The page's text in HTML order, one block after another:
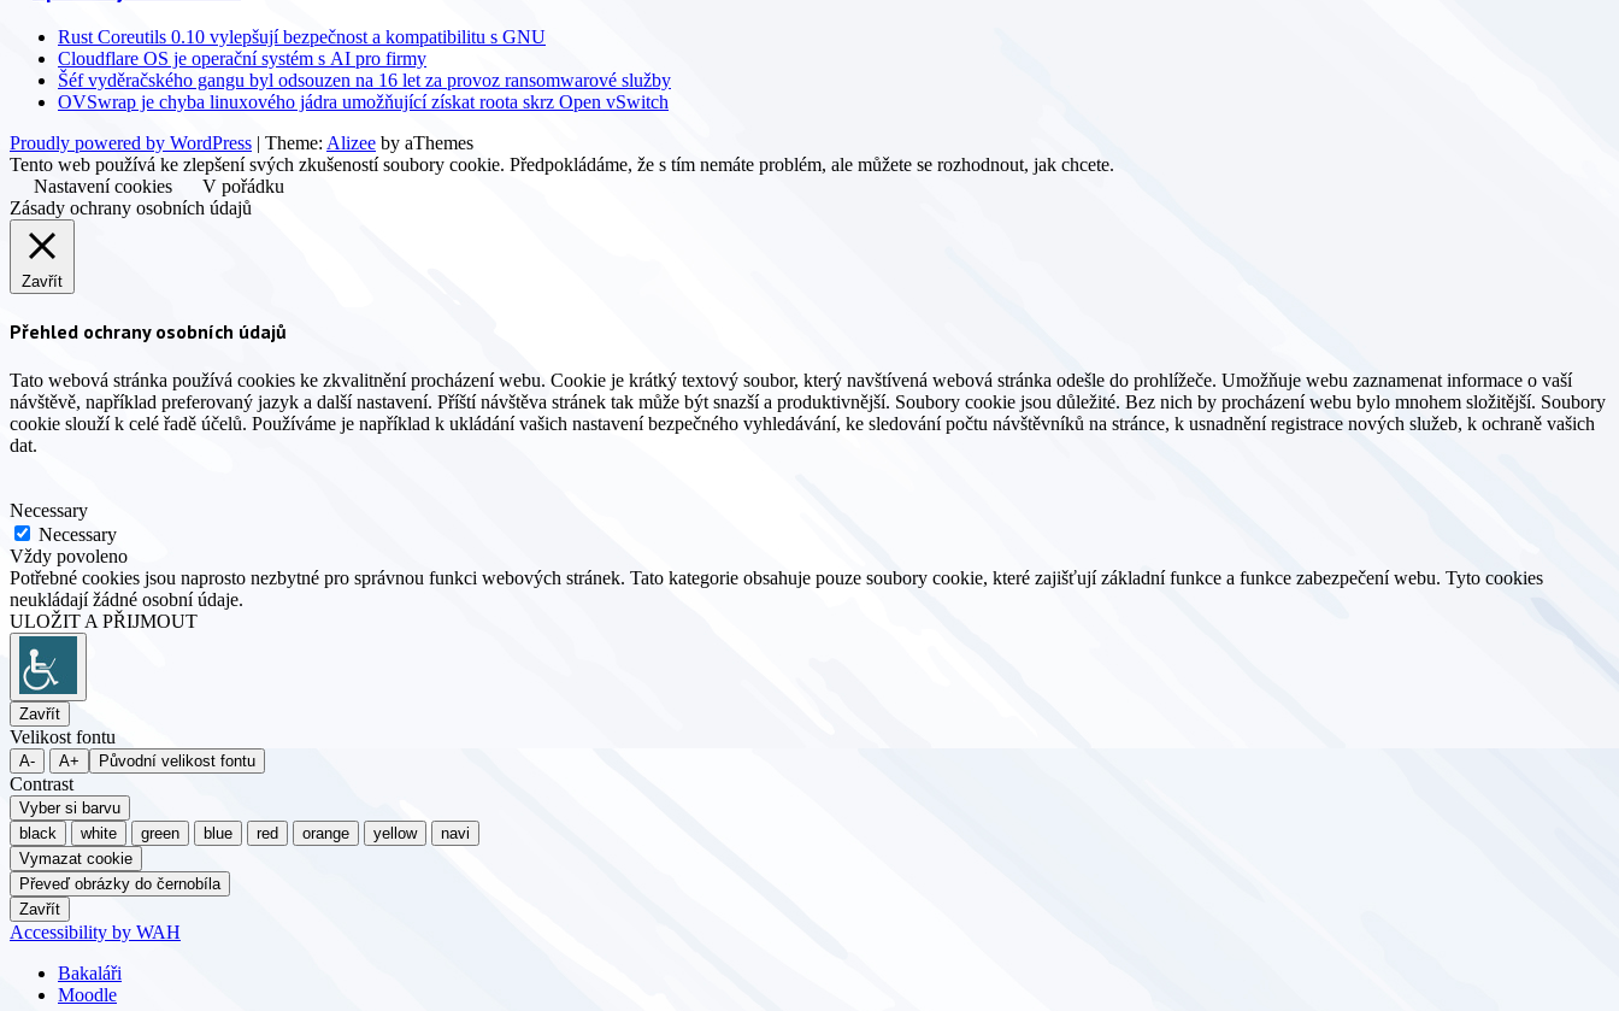
Rust Coreutils 0.10 vylepšují bezpečnost a kompatibilitu s GNU
Cloudflare OS je operační systém s AI pro firmy
Šéf vyděračského gangu byl odsouzen na 16 let za provoz ransomwarové služby
OVSwrap je chyba linuxového jádra umožňující získat roota skrz Open vSwitch
Proudly powered by WordPress | Theme: Alizee by aThemes
Tento web používá ke zlepšení svých zkušeností soubory cookie. Předpokládáme, že s tím nemáte problém, ale můžete se rozhodnout, jak chcete.
Nastavení cookies
V pořádku
Zásady ochrany osobních údajů
Zavřít
Přehled ochrany osobních údajů
Tato webová stránka používá cookies ke zkvalitnění procházení webu. Cookie je krátký textový soubor, který navštívená webová stránka odešle do prohlížeče. Umožňuje webu zaznamenat informace o vaší
návštěvě, například preferovaný jazyk a další nastavení. Příští návštěva stránek tak může být snazší a produktivnější. Soubory cookie jsou důležité. Bez nich by procházení webu bylo mnohem složitější. Soubory
cookie slouží k celé řadě účelů. Používáme je například k ukládání vašich nastavení bezpečného vyhledávání, ke sledování počtu návštěvníků na stránce, k usnadnění registrace nových služeb, k ochraně vašich
dat.
Necessary
Necessary
Vždy povoleno
Potřebné cookies jsou naprosto nezbytné pro správnou funkci webových stránek. Tato kategorie obsahuje pouze soubory cookie, které zajišťují základní funkce a funkce zabezpečení webu. Tyto cookies
neukládají žádné osobní údaje.
ULOŽIT A PŘIJMOUT
Zavřít
Velikost fontu
A- A+ Původní velikost fontu
Contrast
Vyber si barvu
black
white green blue red orange yellow
navi
Vymazat cookie
Převeď obrázky do černobíla
Zavřít
Accessibility by WAH
Bakaláři
Moodle